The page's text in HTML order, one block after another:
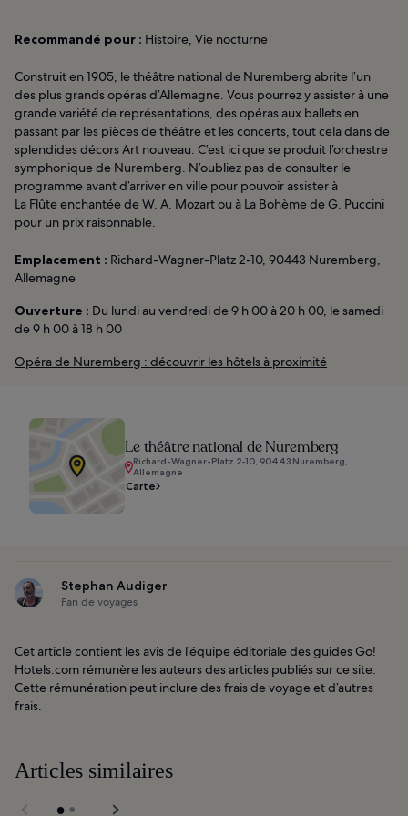
Recommandé pour : Histoire, Vie nocturne
Construit en 1905, le théâtre national de Nuremberg abrite l’un
des plus grands opéras d’Allemagne. Vous pourrez y assister à une
grande variété de représentations, des opéras aux ballets en
passant par les pièces de théâtre et les concerts, tout cela dans de
splendides décors Art nouveau. C’est ici que se produit l’orchestre
symphonique de Nuremberg. N’oubliez pas de consulter le
programme avant d’arriver en ville pour pouvoir assister à
La Flûte enchantée de W. A. Mozart ou à La Bohème de G. Puccini
pour un prix raisonnable.
Emplacement : Richard-Wagner-Platz 2-10, 90443 Nuremberg,
Allemagne
Ouverture : Du lundi au vendredi de 9 h 00 à 20 h 00, le samedi
de 9 h 00 à 18 h 00
Opéra de Nuremberg : découvrir les hôtels à proximité
Le théâtre national de Nuremberg
Richard-Wagner-Platz 2-10, 90443 Nuremberg,
Allemagne
Carte
Stephan Audiger
Fan de voyages
Cet article contient les avis de l’équipe éditoriale des guides Go!
Hotels.com rémunère les auteurs des articles publiés sur ce site.
Cette rémunération peut inclure des frais de voyage et d’autres
frais.
Articles similaires